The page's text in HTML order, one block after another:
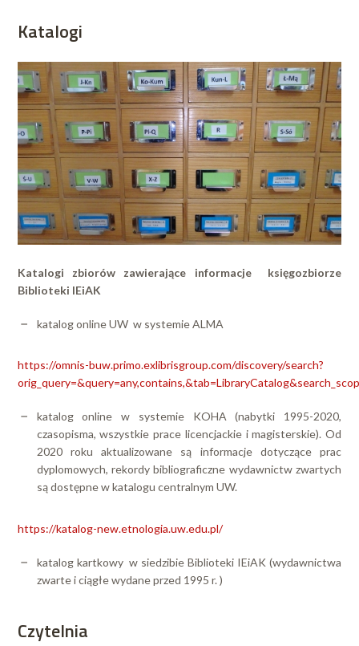
Katalogi
Katalogi zbiorów zawierające informacje księgozbiorze
Biblioteki IEiAK
katalog online UW w systemie ALMA
https://omnis-buw.primo.exlibrisgroup.com/discovery/search?
katalog online w systemie KOHA (nabytki 1995-2020,
czasopisma, wszystkie prace licencjackie i magisterskie). Od
2020 roku aktualizowane są informacje dotyczące prac
dyplomowych, rekordy bibliograficzne wydawnictw zwartych
są dostępne w katalogu centralnym UW.
https://katalog-new.etnologia.uw.edu.pl/
katalog kartkowy w siedzibie Biblioteki IEiAK (wydawnictwa
zwarte i ciągłe wydane przed 1995 r. )
Czytelnia